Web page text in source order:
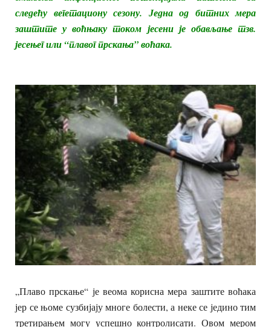
следећу вегетациону сезону. Једна од битних мера
заштите у воћњаку током јесени је обављање тзв.
јесењег или “плавог прскања” воћака.
„Плаво прскање“ је веома корисна мера заштите воћака
јер се њоме сузбијају многе болести, а неке се једино тим
третирањем могу успешно контролисати. Овом мером